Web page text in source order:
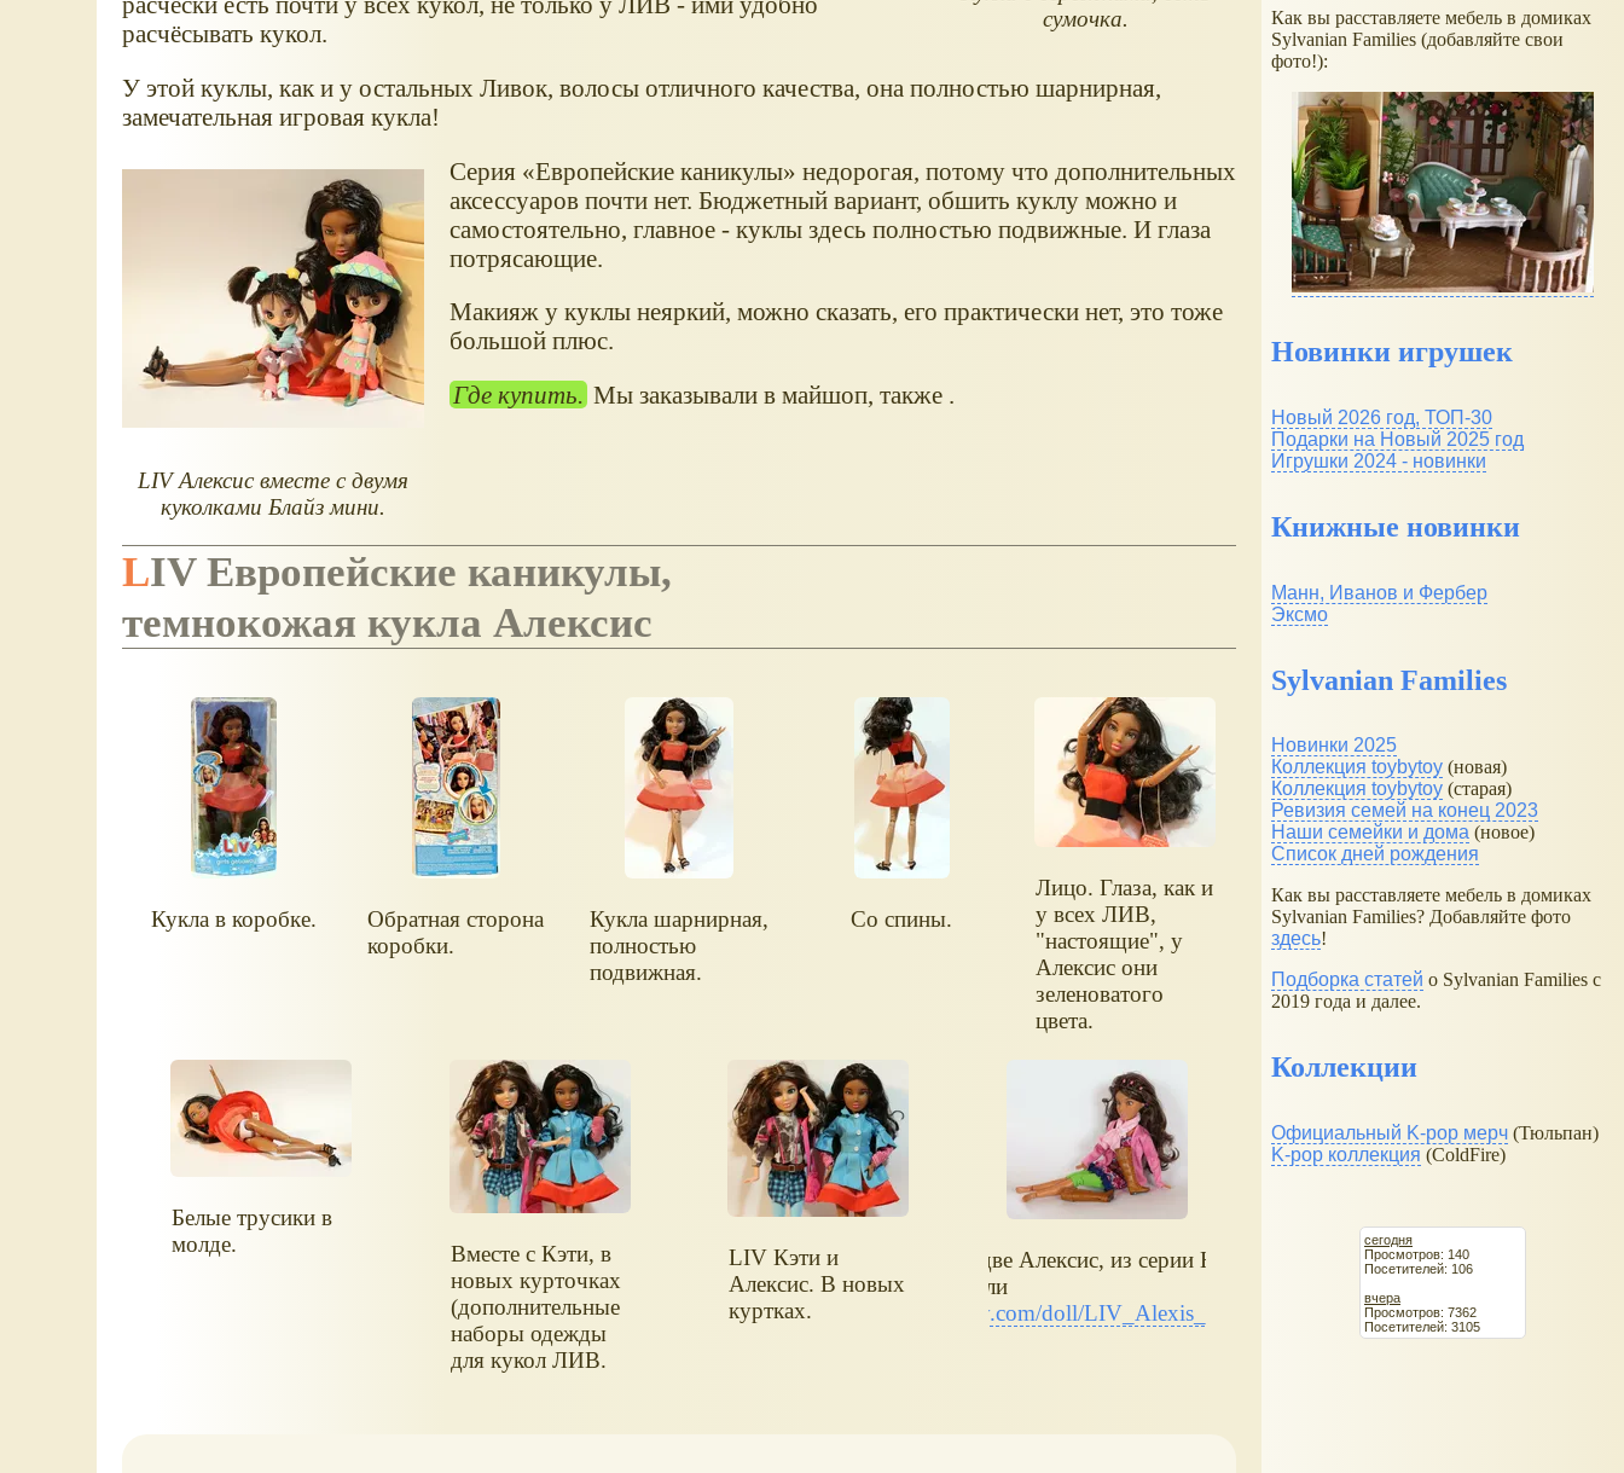
сумочка.
расчёсывать кукол.
У этой куклы, как и у остальных Ливок, волосы отличного качества, она полностью шарнирная,
замечательная игровая кукла!
LIV Алексис вместе с двумя
куколками Блайз мини.
Серия Европейские каникулы
недорогая, потому что дополнительных
аксессуаров почти нет. Бюджетный вариант, обшить куклу можно и
самостоятельно, главное - куклы здесь полностью подвижные. И глаза
потрясающие.
Макияж у куклы неяркий, можно сказать, его практически нет, это тоже
большой плюс.
Где купить.Мы заказывали в майшоп, также .
LIV Европейские каникулы,
темнокожая кукла Алексис
Кукла в коробке.
Обратная сторона
коробки.
Кукла шарнирная,
полностью
подвижная.
Со спины.
Лицо. Глаза, как и
у всех ЛИВ,
"настоящие", у
Алексис они
зеленоватого
цвета.
Белые трусики в
молде.
Вместе с Кэти, в
новых курточках
(дополнительные
наборы одежды
для кукол ЛИВ.
LIV Кэти и
Алексис. В новых
куртках.
У нас теперь две Алексис, из серии На природе
куклу получили
www.toybytoy.com/doll/LIV_Alexis_On_the_nature
Как вы расставляете мебель в домиках
Sylvanian Families (добавляйте свои
фото!):
Новинки игрушек
Новый 2026 год, ТОП-30
Подарки на Новый 2025 год
Игрушки 2024 - новинки
Книжные новинки
Манн, Иванов и Фербер
Эксмо
Sylvanian Families
Новинки 2025
Коллекция toybytoy (новая)
Коллекция toybytoy (старая)
Ревизия семей на конец 2023
Наши семейки и дома (новое)
Список дней рождения
Как вы расставляете мебель в домиках
Sylvanian Families? Добавляйте фото
здесь!
Подборка статей о Sylvanian Families с
2019 года и далее.
Коллекции
Официальный K-pop мерч (Тюльпан)
K-pop коллекция (ColdFire)
сегодня
Просмотров: 140
Посетителей: 106
вчера
Просмотров: 7362
Посетителей: 3105